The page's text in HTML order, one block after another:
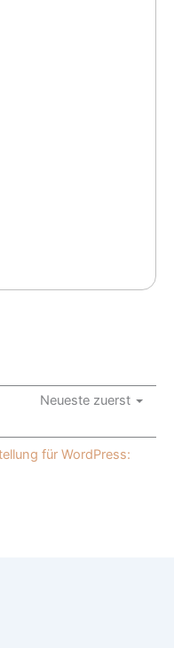
Neueste zuerst
für WordPress: